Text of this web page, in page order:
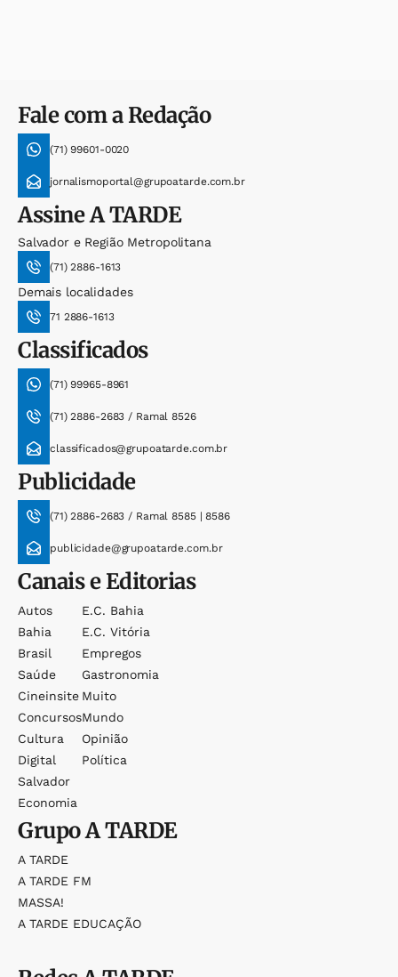
Fale com a Redação
(71) 99601-0020
jornalismoportal@grupoatarde.com.br
AssineA TARDE
Salvador e Região Metropolitana
(71) 2886-1613
Demais localidades
71 2886-1613
Classificados
(71) 99965-8961
(71) 2886-2683 / Ramal 8526
classificados@grupoatarde.com.br
Publicidade
(71) 2886-2683 / Ramal 8585 | 8586
publicidade@grupoatarde.com.br
Canais e Editorias
Autos
Bahia
Brasil
Saúde
Cineinsite
Concursos
Cultura
Digital
Salvador
Economia
E.c. Bahia
E.c. Vitória
Empregos
Gastronomia
Muito
Mundo
Opinião
Política
GrupoA TARDE
A TARDE
A TARDE FM
MASSA!
A TARDE EDUCAÇÃO